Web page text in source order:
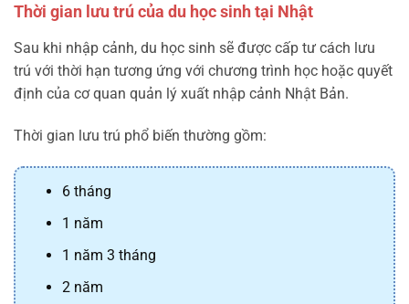
Thời gian lưu trú của du học sinh tại Nhật
Sau khi nhập cảnh, du học sinh sẽ được cấp tư cách lưu
trú với thời hạn tương ứng với chương trình học hoặc quyết
định của cơ quan quản lý xuất nhập cảnh Nhật Bản.
Thời gian lưu trú phổ biến thường gồm:
6 tháng
1 năm
1 năm 3 tháng
2 năm